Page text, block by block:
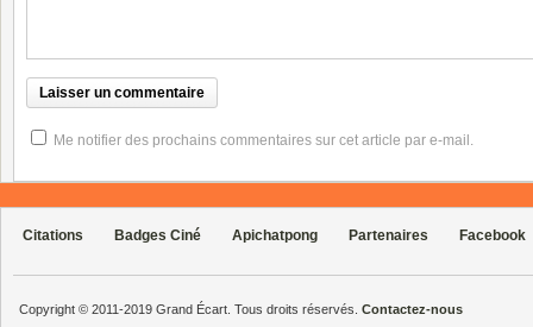
Me notifier des prochains commentaires sur cet article par e-mail.
Citations Badges Ciné Apichatpong Partenaires Facebook
Copyright © 2011-2019 Grand Écart. Tous droits réservés. Contactez-nous